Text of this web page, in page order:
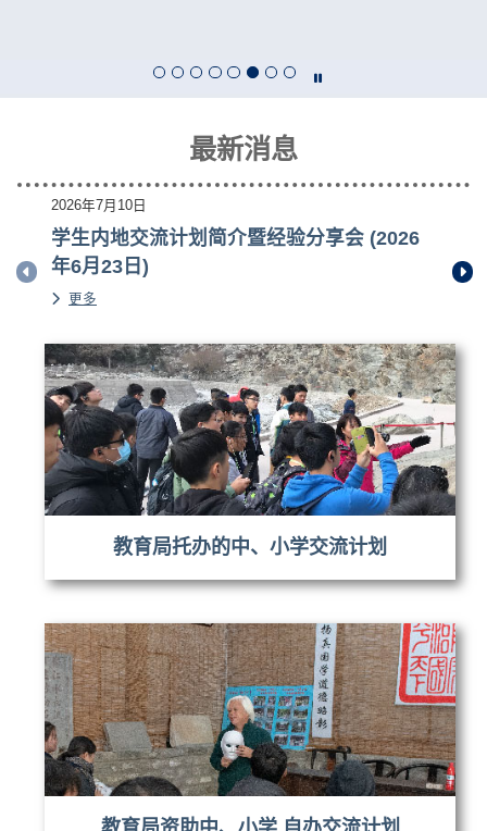
最新消息
2026年7月10日
学生内地交流计划简介暨经验分享会 (2026
年6月23日)
学生内地交流计划简介暨经验分享会 (2026年6月23日)的
更多
Previous item Next
教育局托办的中、小学交流计划